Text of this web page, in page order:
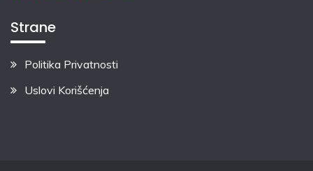
Strane
Politika Privatnosti
Uslovi Korišćenja